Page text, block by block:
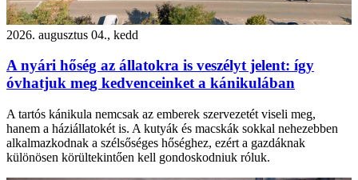
2026. augusztus 04., kedd
A nyári hőség az állatokra is veszélyt jelent: így
óvhatjuk meg kedvenceinket a kánikulában
A tartós kánikula nemcsak az emberek szervezetét viseli meg,
hanem a háziállatokét is. A kutyák és macskák sokkal nehezebben
alkalmazkodnak a szélsőséges hőséghez, ezért a gazdáknak
különösen körültekintően kell gondoskodniuk róluk.